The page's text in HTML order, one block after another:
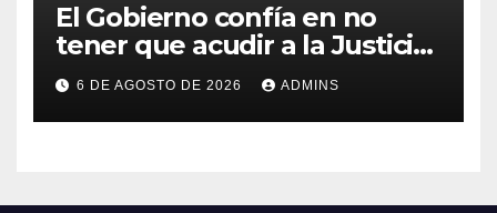
El Gobierno confía en no
tener que acudir a la Justicia
por el reparto de menores
mientras el PP pide la
apertura del Congreso por la
6 DE AGOSTO DE 2026 ADMINS